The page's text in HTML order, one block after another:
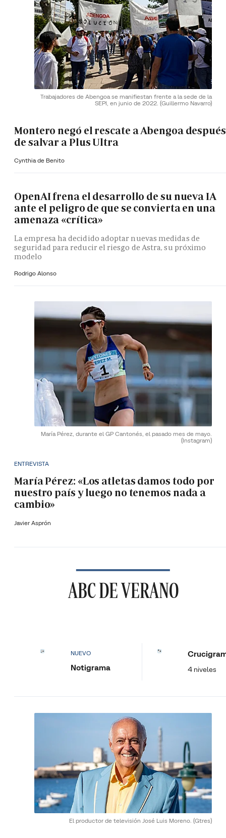
Trabajadores de Abengoa se manifiestan frente a la sede de la
SEPI, en junio de 2022. (Guillermo Navarro)
Montero negó el rescate a Abengoa después
de salvar a Plus Ultra
Cynthia de Benito
OpenAI frena el desarrollo de su nueva IA
ante el peligro de que se convierta en una
amenaza «crítica»
La empresa ha decidido adoptar nuevas medidas de
seguridad para reducir el riesgo de Astra, su próximo
modelo
Rodrigo Alonso
María Pérez, durante el GP Cantonés, el pasado mes de mayo.
(Instagram)
ENTREVISTA
María Pérez: «Los atletas damos todo por
nuestro país y luego no tenemos nada a
cambio»
Javier Asprón
ABC DE VERANO
NUEVO
Notigrama 4 niveles
El productor de televisión José Luis Moreno. (Gtres)